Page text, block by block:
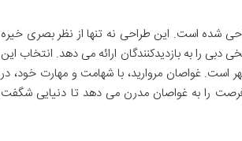
شده است. این طراحی نه تنها از نظر بصری خیره
دبی را به بازدیدکنندگان ارائه می دهد. انتخاب این
است. غواصان مروارید، با شهامت و مهارت خود، در
فرصت را به غواصان مدرن می دهد تا دنیایی شگفت